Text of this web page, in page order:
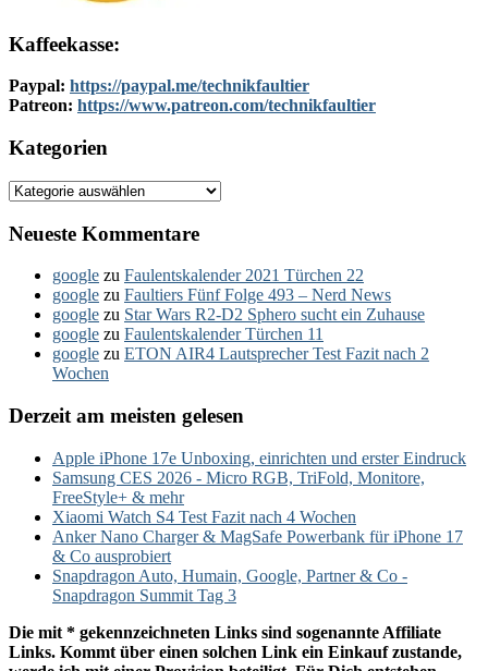
Kaffeekasse:
Paypal: https://paypal.me/technikfaultier
Patreon: https://www.patreon.com/technikfaultier
Kategorien
Kategorien
Neueste Kommentare
google zu Faulentskalender 2021 Türchen 22
google zu Faultiers Fünf Folge 493 – Nerd News
google zu Star Wars R2-D2 Sphero sucht ein Zuhause
google zu Faulentskalender Türchen 11
google zu ETON AIR4 Lautsprecher Test Fazit nach 2
Wochen
Derzeit am meisten gelesen
Apple iPhone 17e Unboxing, einrichten und erster Eindruck
Samsung CES 2026 - Micro RGB, TriFold, Monitore,
FreeStyle+ & mehr
Xiaomi Watch S4 Test Fazit nach 4 Wochen
Anker Nano Charger & MagSafe Powerbank für iPhone 17
& Co ausprobiert
Snapdragon Auto, Humain, Google, Partner & Co -
Snapdragon Summit Tag 3
Die mit * gekennzeichneten Links sind sogenannte Affiliate
Links. Kommt über einen solchen Link ein Einkauf zustande,